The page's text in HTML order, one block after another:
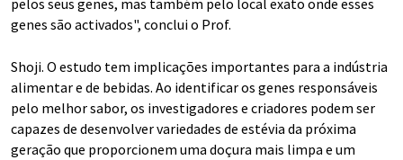
pelos seus genes, mas também pelo local exato onde esses
genes são activados", conclui o Prof.
Shoji. O estudo tem implicações importantes para a indústria
alimentar e de bebidas. Ao identificar os genes responsáveis
pelo melhor sabor, os investigadores e criadores podem ser
capazes de desenvolver variedades de estévia da próxima
geração que proporcionem uma doçura mais limpa e um